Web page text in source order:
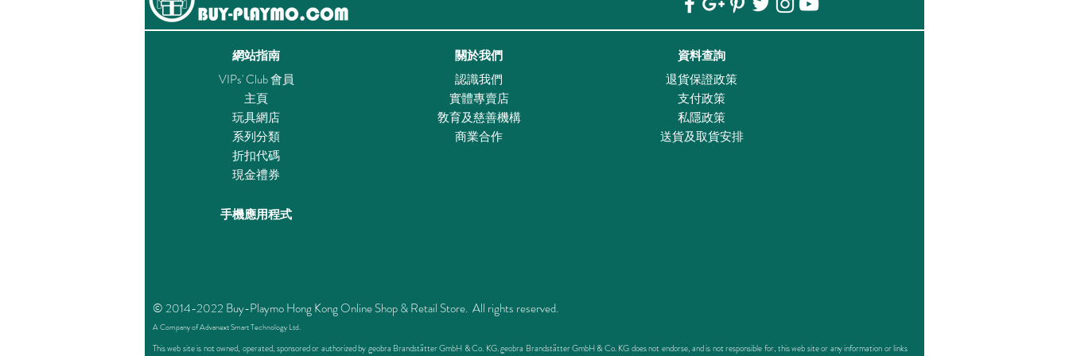
網站指南 關於我們
資料查詢
VIPs' Club 會員
主頁
玩具網店
系列分類
折扣代碼
現金禮券
認識我們
實體專賣店
敎育及慈善機構
商業合作
退貨保證政策
支付政策
私隱政策
送貨及取貨安排
手機應用程式
© 2014-2022 Buy-Playmo Hong Kong Online Shop & Retail Store. All rights reserved.
A Company of Advanext Smart Technology Ltd.
This web site is not owned, operated, sponsored or authorized by geobra Brandstätter GmbH & Co. KG. geobra Brandstätter GmbH & Co. KG does not endorse, and is not responsible for, this web site or any information or links